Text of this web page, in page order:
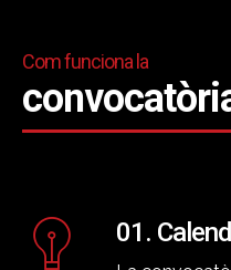
Com funciona la
01.